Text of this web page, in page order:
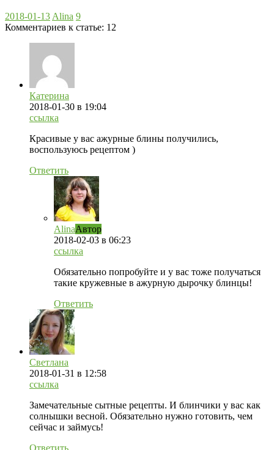
2018-01-13 Alina 9
Комментариев к статье: 12
Катерина
2018-01-30 в 19:04
ссылка
Красивые у вас ажурные блины получились,
воспользуюсь рецептом )
Ответить
AlinaАвтор
2018-02-03 в 06:23
ссылка
Обязательно попробуйте и у вас тоже получаться
такие кружевные в ажурную дырочку блинцы!
Ответить
Светлана
2018-01-31 в 12:58
ссылка
Замечательные сытные рецепты. И блинчики у вас как
солнышки весной. Обязательно нужно готовить, чем
сейчас и займусь!